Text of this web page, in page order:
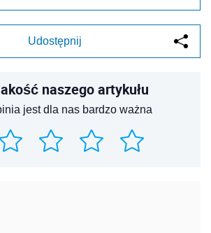
Udostępnij
naszego artykułu
jest dla nas bardzo ważna